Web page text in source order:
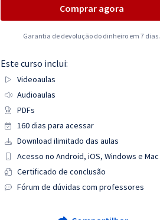
Comprar agora
Garantia de devolução do dinheiro em 7 dias.
Este curso inclui:
Videoaulas
Audioaulas
PDFs
160 dias para acessar
Download ilimitado das aulas
Acesso no Android, iOS, Windows e Mac
Certificado de conclusão
Fórum de dúvidas com professores